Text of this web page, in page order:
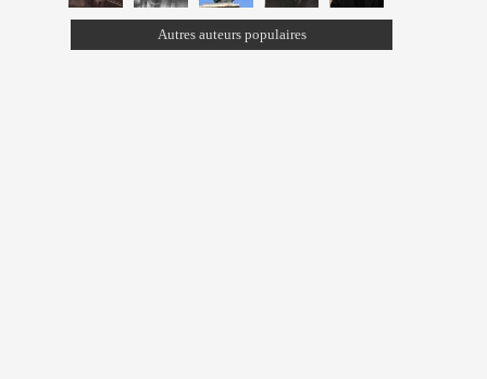
Autres auteurs populaires